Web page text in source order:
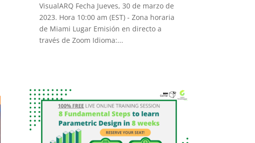
VisualARQ Fecha Jueves, 30 de marzo de
2023. Hora 10:00 am (EST) - Zona horaria
de Miami Lugar Emisión en directo a
través de Zoom Idioma:...